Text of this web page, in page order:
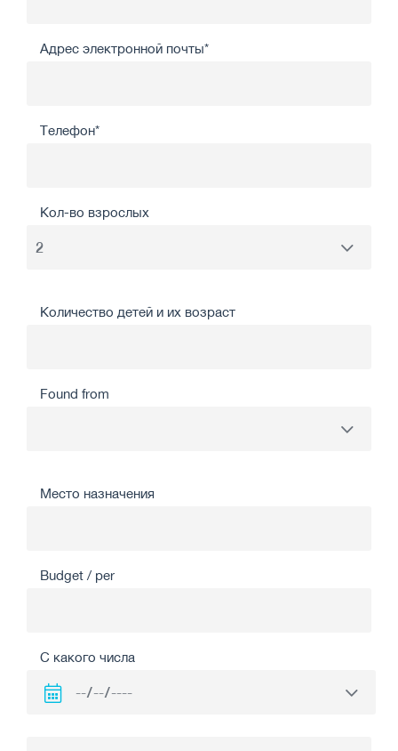
Адрес электронной почты*
Телефон*
Кол-во взрослых
Количество детей и их возраст
Found from
Место назначения
Budget / per
С какого числа